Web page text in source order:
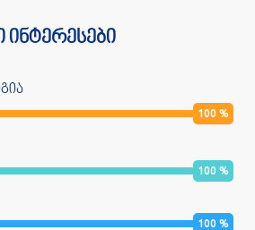
100 %
100 %
100 %